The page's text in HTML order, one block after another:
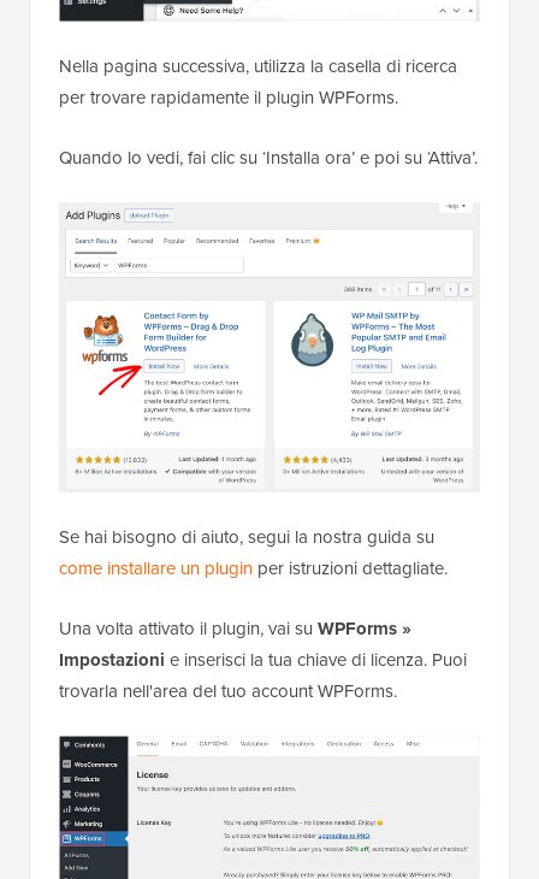
Nella pagina successiva, utilizza la casella di ricerca
per trovare rapidamente il plugin WPForms.
Quando lo vedi, fai clic su ‘Installa ora’ e poi su ‘Attiva’.
Se hai bisogno di aiuto, segui la nostra guida su
come installare un plugin per istruzioni dettagliate.
Una volta attivato il plugin, vai su WPForms »
Impostazioni e inserisci la tua chiave di licenza. Puoi
trovarla nell'area del tuo account WPForms.